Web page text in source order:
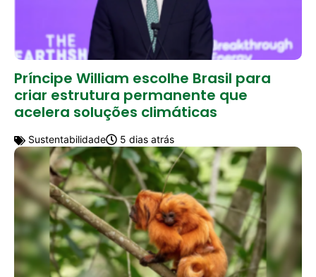
Príncipe William escolhe Brasil para
criar estrutura permanente que
acelera soluções climáticas
Sustentabilidade 5 dias atrás